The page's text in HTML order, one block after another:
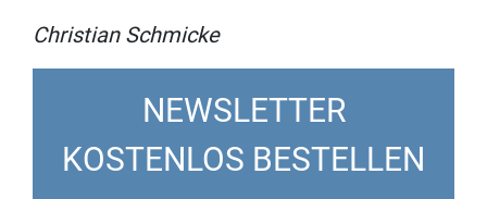
Christian Schmicke
NEWSLETTER
KOSTENLOS BESTELLEN